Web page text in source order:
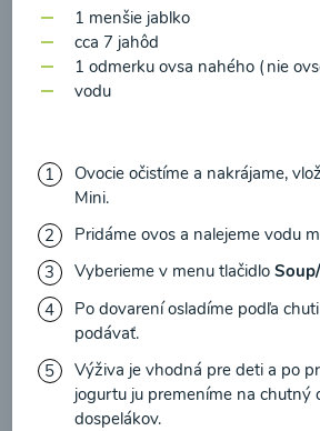
00:22
Mrkvový príkrm
1 menšie jablko
cca 7 jahôd
1 odmerku ovsa nahého (nie
vodu
Ovocie očistíme a nakrájame,
Mini.
Pridáme ovos a nalejeme vodu
Vyberieme v menu tlačidlo
Po dovarení osladíme podľa
podávať.
Výživa je vhodná pre deti a po
jogurtu ju premeníme na chutný
dospelákov.
prečítal(a)informácie o Ochrane
údajova súhlasím s nimi.